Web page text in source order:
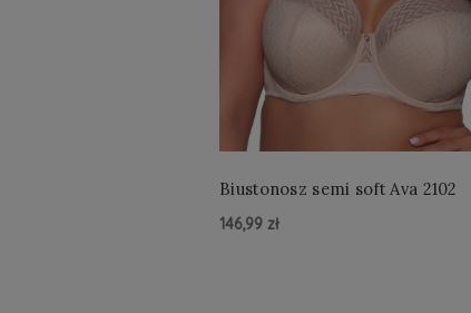
Biustonosz semi soft Ava 2102
146,99 zł